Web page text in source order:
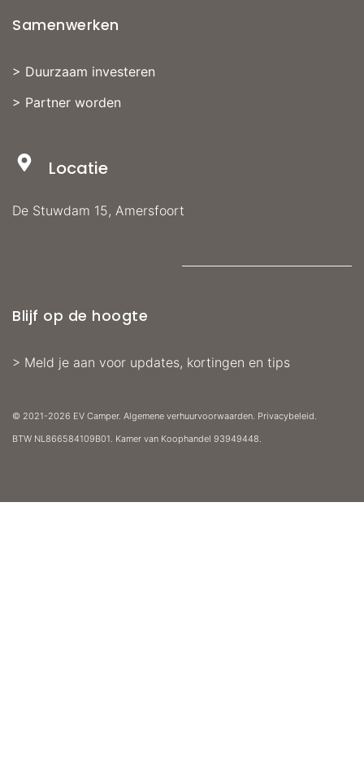
Samenwerken
> Duurzaam investeren
> Partner worden
Locatie
De Stuwdam 15, Amersfoort
Blijf op de hoogte
> Meld je aan voor updates, kortingen en tips
© 2021-2026 EV Camper. Algemene verhuurvoorwaarden. Privacybeleid.
BTW NL866584109B01. Kamer van Koophandel 93949448.